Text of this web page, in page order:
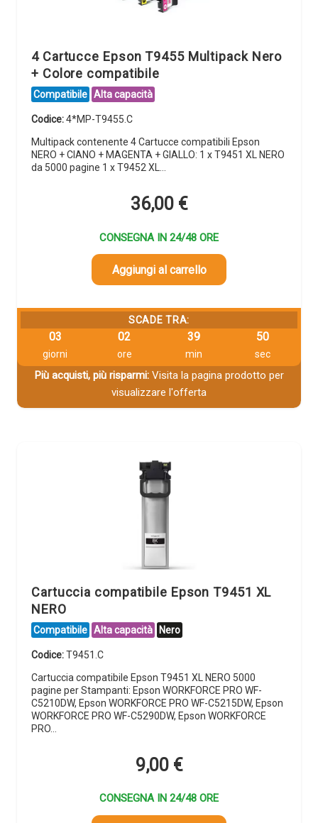
4 Cartucce Epson T9455 Multipack Nero
+ Colore compatibile
Compatibile Alta capacità
Codice:4*MP-T9455.C
Multipack contenente 4 Cartucce compatibili Epson
NERO + CIANO + MAGENTA + GIALLO: 1 x T9451 XL NERO
da 5000 pagine 1 x T9452 XL…
36,00 €
CONSEGNA IN 24/48 ORE
Aggiungi al carrello
SCADE TRA:
03
giorni
02
ore
39
min
49
sec
Più acquisti, più risparmi:Visita la pagina prodotto per
visualizzare l'offerta
Cartuccia compatibile Epson T9451 XL
NERO
Compatibile Alta capacità Nero
Codice:T9451.C
Cartuccia compatibile Epson T9451 XL NERO 5000
pagine per Stampanti: Epson WORKFORCE PRO WF-
C5210DW, Epson WORKFORCE PRO WF-C5215DW, Epson
WORKFORCE PRO WF-C5290DW, Epson WORKFORCE
PRO…
9,00 €
CONSEGNA IN 24/48 ORE